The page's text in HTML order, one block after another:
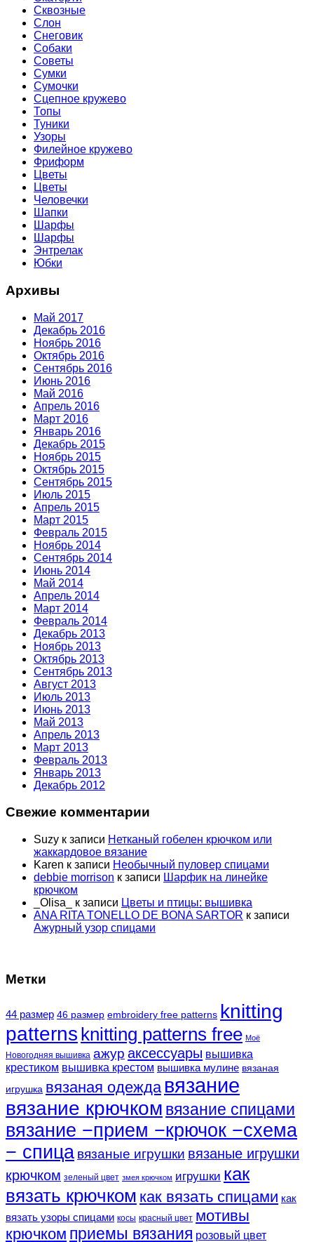
Сквозные
Слон
Снеговик
Собаки
Советы
Сумки
Сумочки
Сцепное кружево
Топы
Туники
Узоры
Филейное кружево
Фриформ
Цветы
Цветы
Человечки
Шапки
Шарфы
Шарфы
Энтрелак
Юбки
Архивы
Май 2017
Декабрь 2016
Ноябрь 2016
Октябрь 2016
Сентябрь 2016
Июнь 2016
Май 2016
Апрель 2016
Март 2016
Январь 2016
Декабрь 2015
Ноябрь 2015
Октябрь 2015
Сентябрь 2015
Июль 2015
Апрель 2015
Март 2015
Февраль 2015
Ноябрь 2014
Сентябрь 2014
Июнь 2014
Май 2014
Апрель 2014
Март 2014
Февраль 2014
Декабрь 2013
Ноябрь 2013
Октябрь 2013
Сентябрь 2013
Август 2013
Июль 2013
Июнь 2013
Май 2013
Апрель 2013
Март 2013
Февраль 2013
Январь 2013
Декабрь 2012
Свежие комментарии
Suzy к записи Нетканый гобелен крючком или
жаккардовое вязание
Karen к записи Необычный пуловер спицами
debbie morrison к записи Шарфик на линейке
крючком
_Olisa_
к записи Цветы и птицы: вышивка
ANA RITA TONELLO DE BONA SARTOR к записи
Ажурный узор спицами
Метки
44 размер 46 размер embroidery free patterns knitting
patterns knitting patterns free Моё
Новогодняя вышивка ажур аксессуары вышивка
крестиком вышивка крестом вышивка мулине вязаная
игрушка вязаная одежда вязание
вязание крючком вязание спицами
вязание −прием −крючок −схема
− спица вязаные игрушки вязаные игрушки
крючком зеленый цвет змея крючком игрушки как
вязать крючком как вязать спицами как
вязать узоры спицами косы красный цвет мотивы
крючком приемы вязания розовый цвет